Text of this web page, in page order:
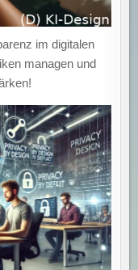
im digitalen
managen und